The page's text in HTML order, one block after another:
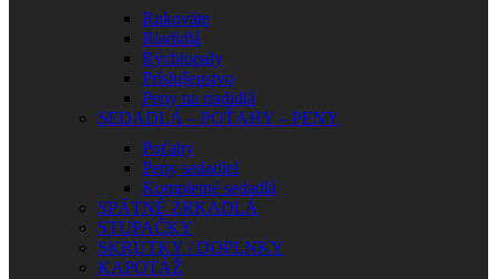
Rukoväte
Riadidlá
Rýchlopaly
Príslušenstvo
Peny na riadidlá
SEDADLÁ – POŤAHY – PENY
Poťahy
Peny sedadiel
Kompletné sedadlá
SPÄTNÉ ZRKADLÁ
STUPAČKY
SKRUTKY / DOPLNKY
KAPOTÁŽ